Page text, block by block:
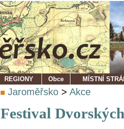
REGIONY Obce MÍSTNÍ
Jaroměřsko > Akce
Festival